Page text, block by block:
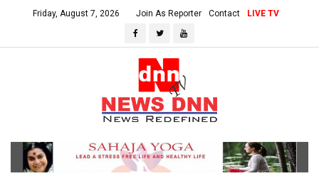
Friday, August 7, 2026 Join As Reporter Contact LIVE TV